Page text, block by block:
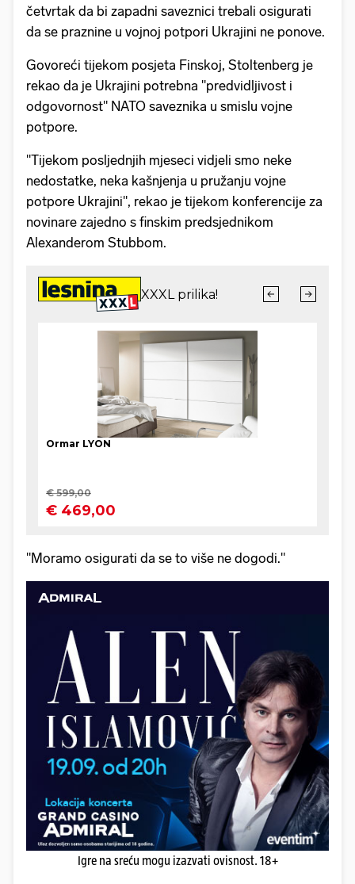
četvrtak da bi zapadni saveznici trebali osigurati
da se praznine u vojnoj potpori Ukrajini ne ponove.
Govoreći tijekom posjeta Finskoj, Stoltenberg je
rekao da je Ukrajini potrebna "predvidljivost i
odgovornost" NATO saveznika u smislu vojne
potpore.
"Tijekom posljednjih mjeseci vidjeli smo neke
nedostatke, neka kašnjenja u pružanju vojne
potpore Ukrajini", rekao je tijekom konferencije za
novinare zajedno s finskim predsjednikom
Alexanderom Stubbom.
"Moramo osigurati da se to više ne dogodi."
Igre na sreću mogu izazvati ovisnost. 18+